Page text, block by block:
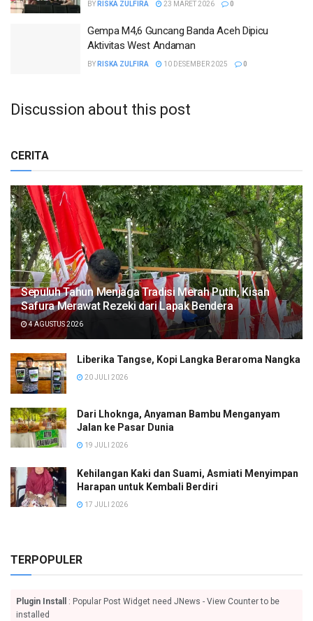
BY RISKA ZULFIRA 23 MARET 2026 0
Gempa M4,6 Guncang Banda Aceh Dipicu
Aktivitas West Andaman
BY RISKA ZULFIRA 10 DESEMBER 2025 0
Discussion about this post
CERITA
Sepuluh Tahun Menjaga Tradisi Merah Putih, Kisah
Safura Merawat Rezeki dari Lapak Bendera
4 AGUSTUS 2026
Liberika Tangse, Kopi Langka Beraroma Nangka
20 JULI 2026
Dari Lhoknga, Anyaman Bambu Menganyam
Jalan ke Pasar Dunia
19 JULI 2026
Kehilangan Kaki dan Suami, Asmiati Menyimpan
Harapan untuk Kembali Berdiri
17 JULI 2026
TERPOPULER
Plugin Install
: Popular Post Widget need JNews - View Counter to be
installed